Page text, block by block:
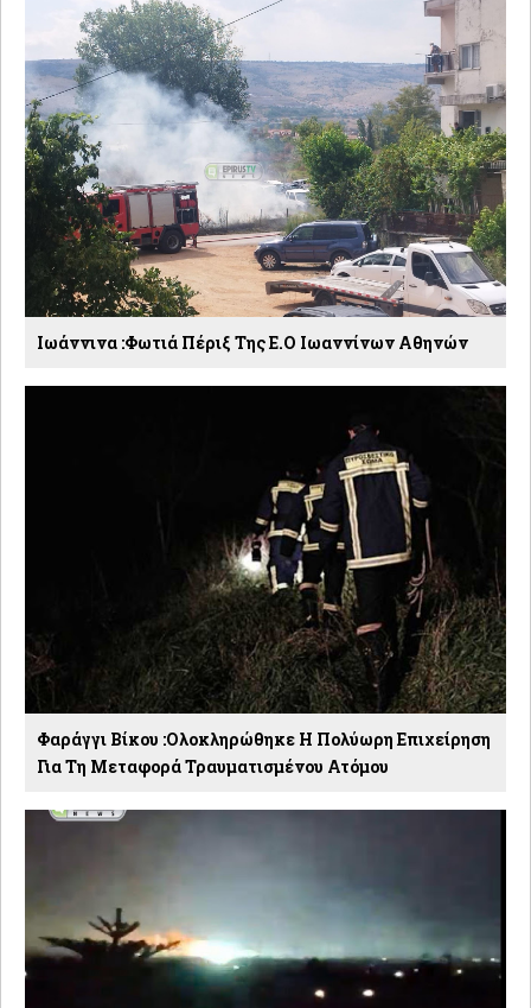
Ιωάννινα :Φωτιά Πέριξ Της Ε.Ο Ιωαννίνων Αθηνών
Φαράγγι Βίκου :Ολοκληρώθηκε Η Πολύωρη Επιχείρηση
Για Τη Μεταφορά Τραυματισμένου Ατόμου